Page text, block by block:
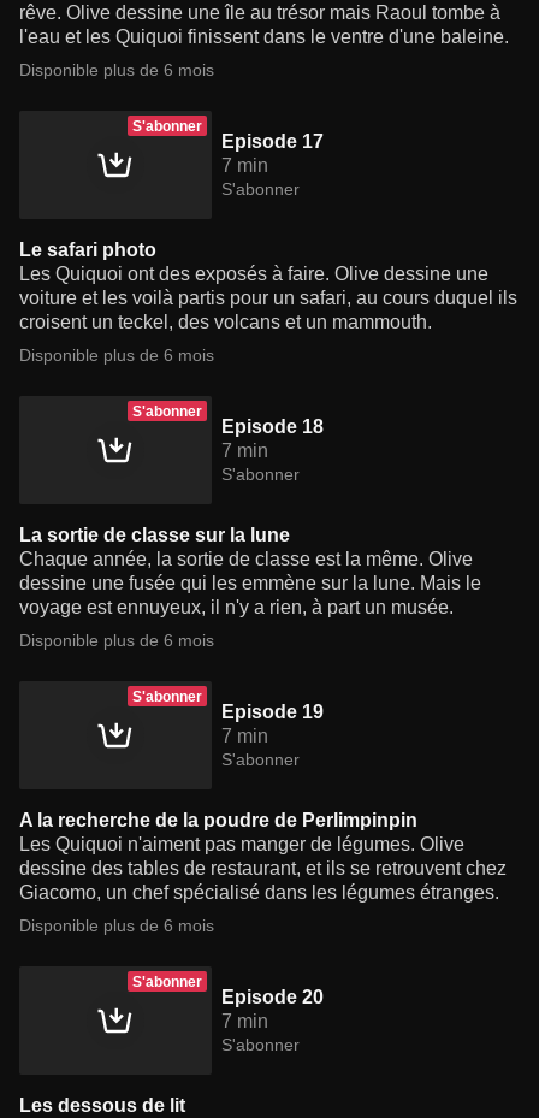
rêve. Olive dessine une île au trésor mais Raoul tombe à
l'eau et les Quiquoi finissent dans le ventre d'une baleine.
Disponible plus de 6 mois
S'abonner
Episode 17
7 min
S'abonner
Le safari photo
Les Quiquoi ont des exposés à faire. Olive dessine une
voiture et les voilà partis pour un safari, au cours duquel ils
croisent un teckel, des volcans et un mammouth.
Disponible plus de 6 mois
S'abonner
Episode 18
7 min
S'abonner
La sortie de classe sur la lune
Chaque année, la sortie de classe est la même. Olive
dessine une fusée qui les emmène sur la lune. Mais le
voyage est ennuyeux, il n'y a rien, à part un musée.
Disponible plus de 6 mois
S'abonner
Episode 19
7 min
S'abonner
A la recherche de la poudre de Perlimpinpin
Les Quiquoi n'aiment pas manger de légumes. Olive
dessine des tables de restaurant, et ils se retrouvent chez
Giacomo, un chef spécialisé dans les légumes étranges.
Disponible plus de 6 mois
S'abonner
Episode 20
7 min
S'abonner
Les dessous de lit